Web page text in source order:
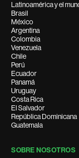
Latinoamérica y el
Brasil
México
Argentina
Colombia
Venezuela
Chile
Perú
Ecuador
Panamá
Uruguay
Costa Rica
El Salvador
República Dominicana
Guatemala
SOBRE NOSOTROS